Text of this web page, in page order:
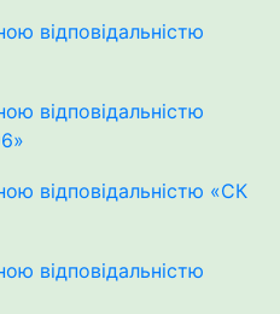
відповідальністю
відповідальністю
відповідальністю «СК
відповідальністю